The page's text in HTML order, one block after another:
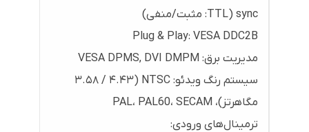
sync (TTL: مثبت/منفی)
Plug & Play: VESA DDC2B
مدیریت برق: VESA DPMS, DVI DMPM
سیستم رنگ ویدئو: NTSC (۳.۵۸ / ۴.۴۳
مگاهرتز)، PAL، PAL60، SECAM
ترمینال‌های ورودی: